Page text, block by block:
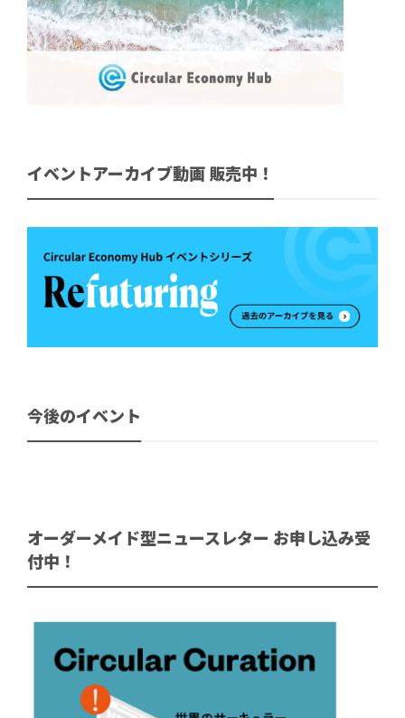
イベントアーカイブ動画 販売中！
今後のイベント
オーダーメイド型ニュースレター お申し込み受
付中！